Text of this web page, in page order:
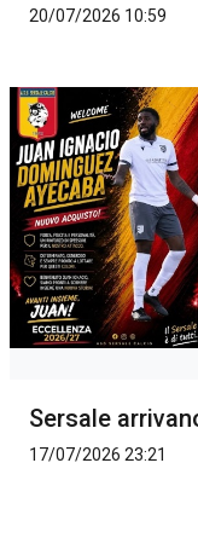
20/07/2026 10:59
Sersale
17/07/2026 23:21